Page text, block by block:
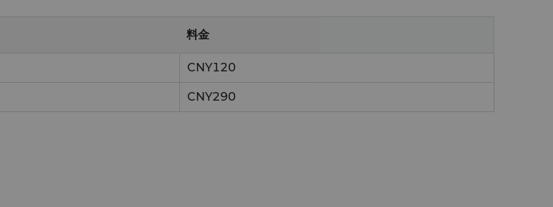
料金
CNY120
CNY290